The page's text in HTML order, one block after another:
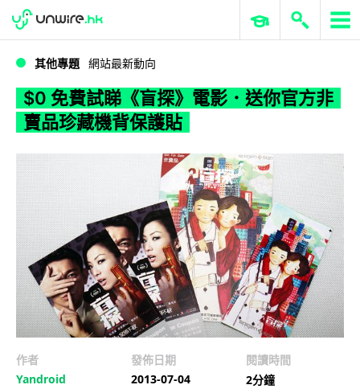
WWDC 2026 ERP 與商業 AI
其他專題 網站最新動向
$0 免費試睇《盲探》電影．送你官方非
賣品珍藏機背保護貼
作者
Yandroid
發佈日期
2013-07-04
閱讀時間
2分鐘